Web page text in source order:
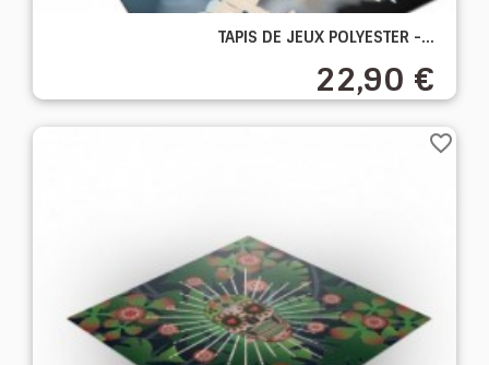
TAPIS DE JEUX POLYESTER -...
22,90 €
favorite_border